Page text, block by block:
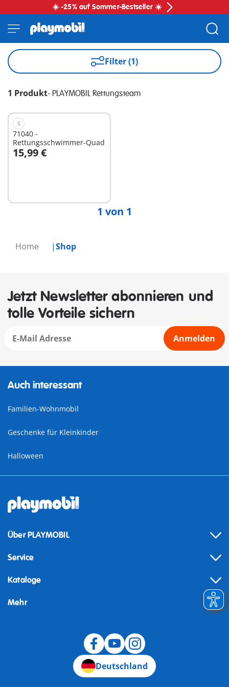
☀️ -25% auf Sommer-Bestseller ☀️
Home Shop
Filter (1)
1 Produkt- PLAYMOBIL Rettungsteam
S
71040 -
Rettungsschwimmer-Quad
15,99 €
In den Warenkorb
1 von 1
Jetzt Newsletter abonnieren und
tolle Vorteile sichern
Anmelden
Auch interessant
Familien-Wohnmobil
Geschenke für Kleinkinder
Halloween
Über PLAYMOBIL
Service
Kataloge
Mehr
Deutschland